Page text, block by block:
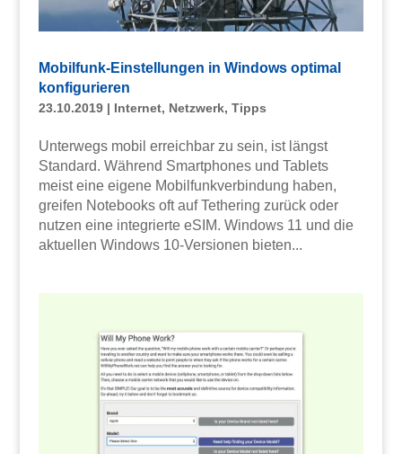
Mobilfunk-Einstellungen in Windows optimal
konfigurieren
23.10.2019| Internet, Netzwerk, Tipps
Unterwegs mobil erreichbar zu sein, ist längst
Standard. Während Smartphones und Tablets
meist eine eigene Mobilfunkverbindung haben,
greifen Notebooks oft auf Tethering zurück oder
nutzen eine integrierte eSIM. Windows 11 und die
aktuellen Windows 10-Versionen bieten...